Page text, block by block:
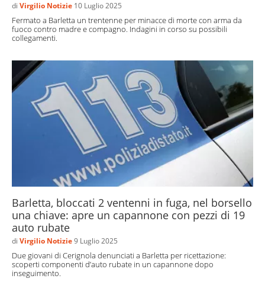
di Virgilio Notizie 10 Luglio 2025
Fermato a Barletta un trentenne per minacce di morte con arma da
fuoco contro madre e compagno. Indagini in corso su possibili
collegamenti.
Barletta, bloccati 2 ventenni in fuga, nel borsello
una chiave: apre un capannone con pezzi di 19
auto rubate
di Virgilio Notizie9 Luglio 2025
Due giovani di Cerignola denunciati a Barletta per ricettazione:
scoperti componenti d’auto rubate in un capannone dopo
inseguimento.